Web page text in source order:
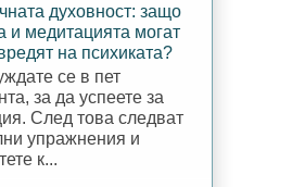
духовност: защо
и медитацията могат
на психиката?
се в пет
за да успеете за
След това следват
упражнения и
к...